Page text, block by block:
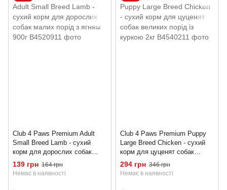
Club 4 Paws Premium Adult
Small Breed Lamb - сухий
корм для дорослих собак
малих порід з ягням 900г
139 грн 164 грн
Немає в наявності
Club 4 Paws Premium Puppy
Large Breed Chicken - сухий
корм для цуценят собак
великих порід із куркою 2кг
294 грн 346 грн
Немає в наявності